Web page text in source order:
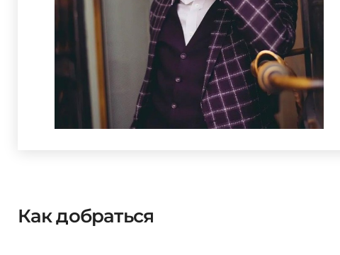
Как добраться